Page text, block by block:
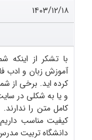
۱۴۰۳/۱۲/۱۸
با تشکر از اینکه
آموزش زبان و ادب
کرده اید. برخی از
و یا به شکلی در
کامل متن را
کیفیت مناسب
دانشگاه تربیت